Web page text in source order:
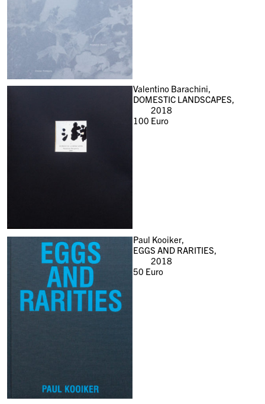
Valentino Barachini,
DOMESTIC LANDSCAPES,
2018
100 Euro
Paul Kooiker,
EGGS AND RARITIES,
2018
50 Euro